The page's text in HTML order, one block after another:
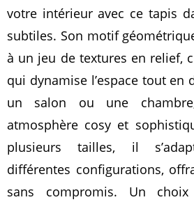
votre intérieur avec ce tapis
subtiles. Son motif
à un jeu de textures en relief,
qui dynamise l’espace tout en
un salon ou une
atmosphère cosy et
plusieurs tailles, il
différentes configurations,
sans compromis. Un